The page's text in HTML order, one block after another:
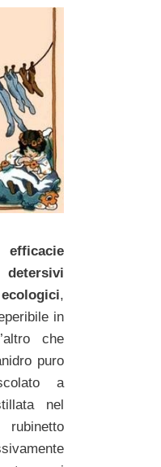
efficacie
,
in
che
puro
a
nel